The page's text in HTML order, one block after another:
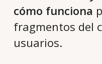
cómo funciona
fragmentos del
usuarios.